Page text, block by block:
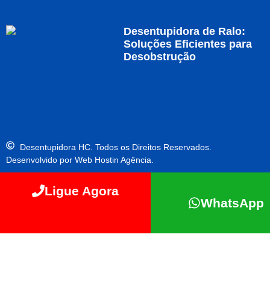
Desentupidora de Ralo:
Soluções Eficientes para
Desobstrução
Desentupidora HC. Todos os Direitos Reservados.
Desenvolvido por Web Hostin Agência.
Ligue Agora
WhatsApp